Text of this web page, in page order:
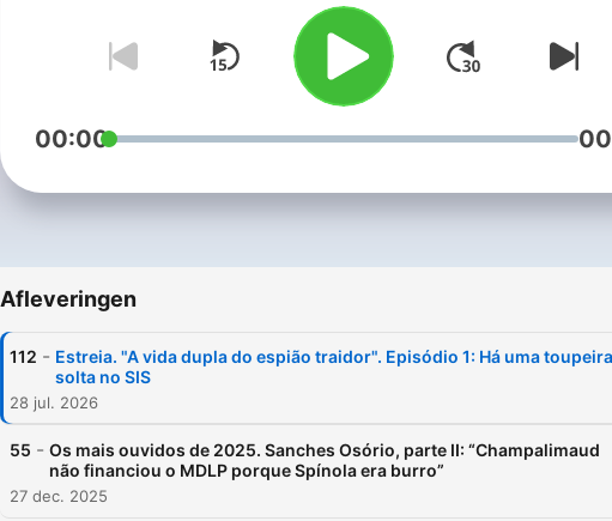
Ramos e Pedro Jorge
00:00
Afleveringen
112 - Estreia. "A vida dupla do espião traidor". Episódio 1: Há uma
solta no SIS
28 jul. 2026
55 - Os mais ouvidos de 2025. Sanches Osório, parte II: “Champalimaud
não financiou o MDLP porque Spínola era burro”
27 dec. 2025